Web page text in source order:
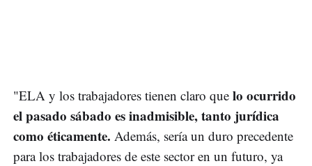
"ELA y los trabajadores tienen claro que lo ocurrido
el pasado sábado es inadmisible, tanto jurídica
como éticamente. Además, sería un duro precedente
para los trabajadores de este sector en un futuro, ya